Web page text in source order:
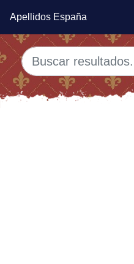
Apellidos España